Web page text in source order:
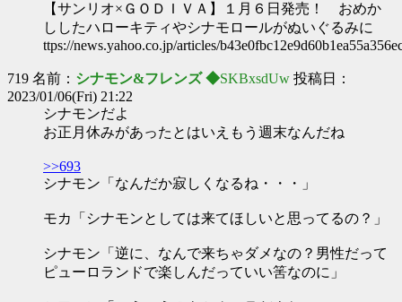
【サンリオ×ＧＯＤＩＶＡ】１月６日発売！ おめか
ししたハローキティやシナモロールがぬいぐるみに
ttps://news.yahoo.co.jp/articles/
719 名前： シナモン&フレンズ ◆SKBxsdUw 投稿日：
2023/01/06(Fri) 21:22
シナモンだよ
お正月休みがあったとはいえもう週末なんだね
>>693
シナモン「なんだか寂しくなるね・・・」
モカ「シナモンとしては来てほしいと思ってるの？」
シナモン「逆に、なんで来ちゃダメなの？男性だって
ピューロランドで楽しんだっていい筈なのに」